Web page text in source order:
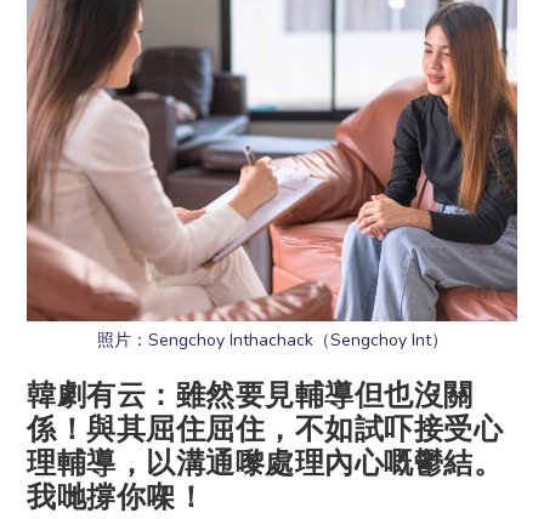
照片：Sengchoy Inthachack（Sengchoy Int）
韓劇有云：雖然要見輔導但也沒關
係！與其屈住屈住，不如試吓接受心
理輔導，以溝通嚟處理內心嘅鬱結。
我哋撐你㗎！